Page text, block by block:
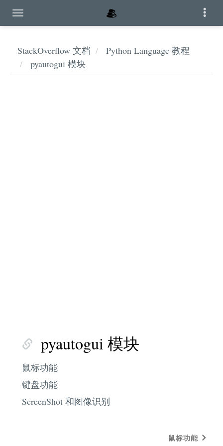
StackOverflow 文档
Python Language 教程
pyautogui 模块
pyautogui 模块
鼠标功能
键盘功能
ScreenShot 和图像识别
鼠标功能